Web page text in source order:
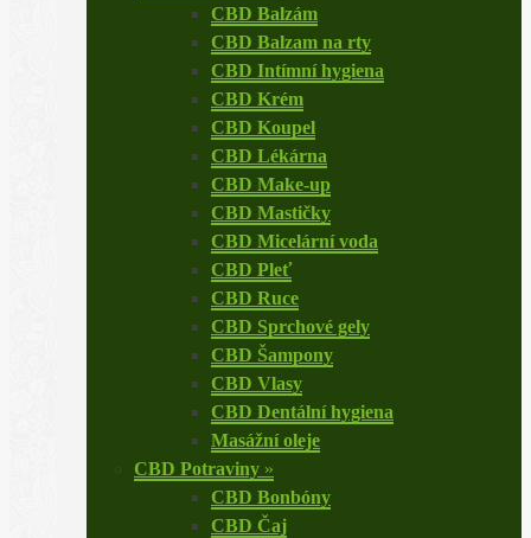
CBD Balzám
CBD Balzam na rty
CBD Intímní hygiena
CBD Krém
CBD Koupel
CBD Lékárna
CBD Make-up
CBD Mastičky
CBD Micelární voda
CBD Pleť
CBD Ruce
CBD Sprchové gely
CBD Šampony
CBD Vlasy
CBD Dentální hygiena
Masážní oleje
CBD Potraviny »
CBD Bonbóny
CBD Čaj